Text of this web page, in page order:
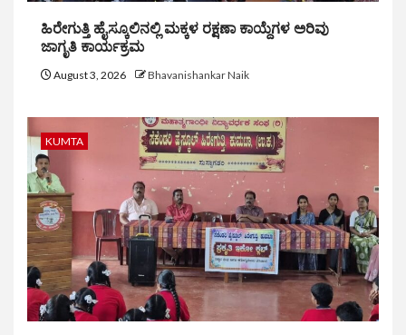
ಹಿರೇಗುತ್ತಿ ಹೈಸ್ಕೂಲಿನಲ್ಲಿ ಮಕ್ಕಳ ರಕ್ಷಣಾ ಕಾಯ್ದೆಗಳ ಅರಿವು
ಜಾಗೃತಿ ಕಾರ್ಯಕ್ರಮ
August 3, 2026 Bhavanishankar Naik
KUMTA